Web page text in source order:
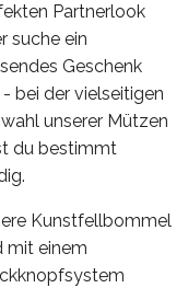
Partnerlook
suche ein
Geschenk
- bei der vielseitigen
unserer Mützen
du bestimmt
Kunstfellbommel
mit einem